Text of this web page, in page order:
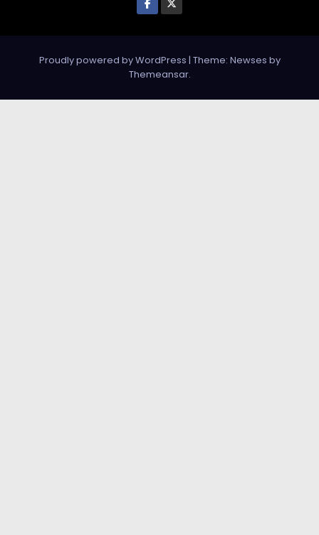
Proudly powered by WordPress | Theme: Newses by
Themeansar.